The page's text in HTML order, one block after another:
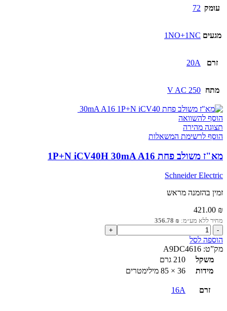
1NCעומק 72
מגעים 1NO+1NC
זרם 20A
מתח 250 V AC
הוסף להשוואה
תצוגה מהירה
הוסף לרשימת המשאלות
מא"ז משולב פחת 1P+N iCV40H 30mA A16
Schneider Electric
זמין בהזמנה מראש
421.00 ₪
מחיר ללא מע״מ: 356.78 ₪
כמות
של
מא"ז
משולב
פחת
1P+N
30mA
הוספה לסל
מק”ט: A9DC4616
משקל
210 גרם
מידות
36 × 85 מילימטרים
זרם 16A